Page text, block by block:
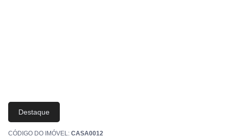
Destaque
CÓDIGO DO IMÓVEL: CASA0012